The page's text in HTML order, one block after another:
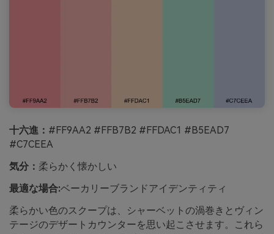
十六進： #FF9AA2 #FFB7B2 #FFDAC1 #B5EAD7
#C7CEEA
気分： 柔らかく懐かしい
最適な場合:ベーカリーブランドアイデンティティ
柔らかい色のスクープは、シャーベットの渦巻きとヴィン
テージのデザートカウンターを思い起こさせます。これら